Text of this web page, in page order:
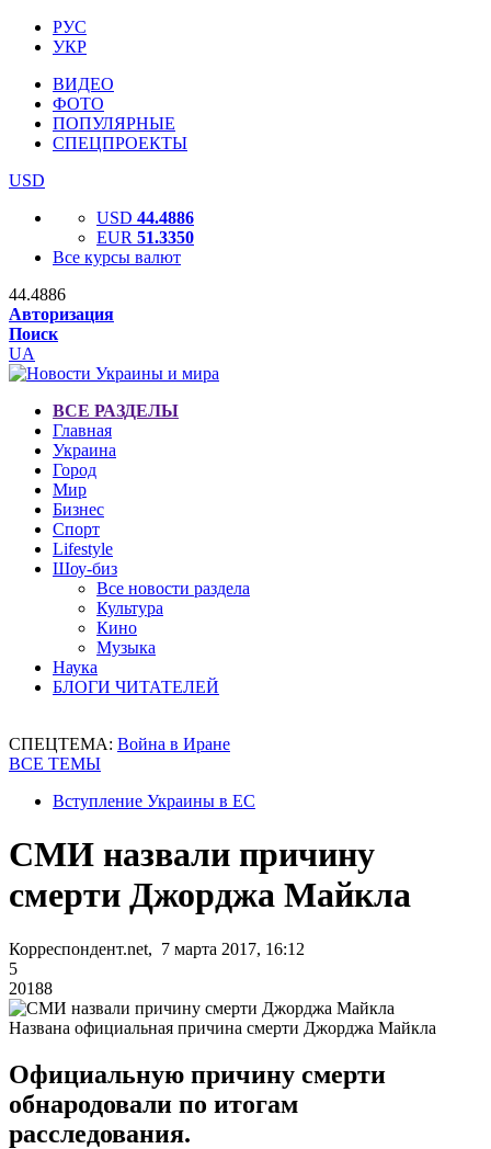
РУС
УКР
ВИДЕО
ФОТО
ПОПУЛЯРНЫЕ
СПЕЦПРОЕКТЫ
USD
USD 44.4886
EUR 51.3350
Все курсы валют
44.4886
Авторизация
Поиск
UA
ВСЕ РАЗДЕЛЫ
Главная
Украина
Город
Мир
Бизнес
Спорт
Lifestyle
Шоу-биз
Все новости раздела
Культура
Кино
Музыка
Наука
БЛОГИ ЧИТАТЕЛЕЙ
СПЕЦТЕМА: Война в Иране
ВСЕ ТЕМЫ
Вступление Украины в ЕС
СМИ назвали причину
смерти Джорджа Майкла
Корреспондент.net, 7 марта 2017, 16:12
5
20188
Названа официальная причина смерти Джорджа Майкла
Официальную причину смерти
обнародовали по итогам
расследования.